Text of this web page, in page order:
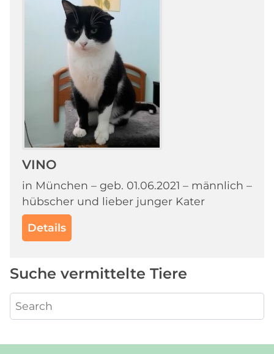
VINO
in München – geb. 01.06.2021 – männlich –
hübscher und lieber junger Kater
Details
Suche vermittelte Tiere